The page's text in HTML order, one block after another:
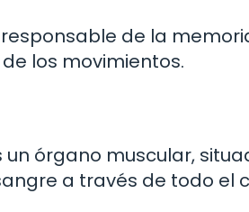
de la
los movimientos.
un órgano muscular,
a través de todo el